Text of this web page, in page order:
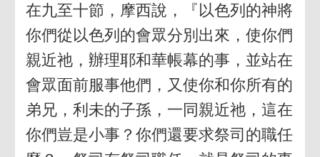
在九至十節，摩西說，『以色列的神將
你們從以色列的會眾分別出來，使你們
親近祂，辦理耶和華帳幕的事，並站在
會眾面前服事他們，又使你和你所有的
弟兄，利未的子孫，一同親近祂，這在
你們豈是小事？你們還要求祭司的職任